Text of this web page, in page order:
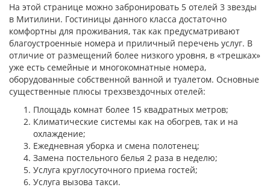
На этой странице можно забронировать 5 отелей 3 звезды
в Митилини. Гостиницы данного класса достаточно
комфортны для проживания, так как предусматривают
благоустроенные номера и приличный перечень услуг. В
отличие от размещений более низкого уровня, в «трешках»
уже есть семейные и многокомнатные номера,
оборудованные собственной ванной и туалетом. Основные
существенные плюсы трехзвездочных отелей:
Площадь комнат более 15 квадратных метров;
Климатические системы как на обогрев, так и на
охлаждение;
Ежедневная уборка и смена полотенец;
Замена постельного белья 2 раза в неделю;
Услуга круглосуточного приема гостей;
Услуга вызова такси.